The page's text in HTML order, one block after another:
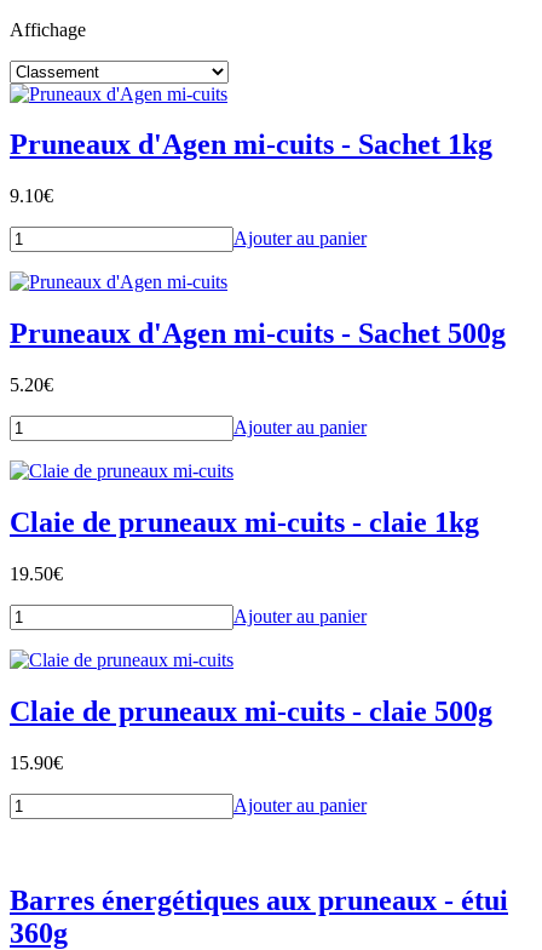
Affichage
Pruneaux d'Agen mi-cuits - Sachet 1kg
9.10€
Ajouter au panier
Pruneaux d'Agen mi-cuits - Sachet 500g
5.20€
Ajouter au panier
Claie de pruneaux mi-cuits - claie 1kg
19.50€
Ajouter au panier
Claie de pruneaux mi-cuits - claie 500g
15.90€
Ajouter au panier
Barres énergétiques aux pruneaux - étui
360g